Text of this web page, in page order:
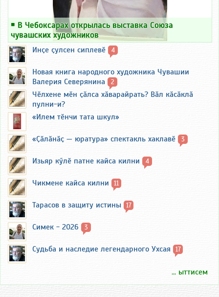
￭ В Чебоксарах открылась выставка Союза
чувашских художников
Инҫе ҫулсен сиплевӗ 4
Новая книга народного художника Чувашии
Валерия Северянина
2
Чӗлхене мӗн ҫӑлса хӑварайрать? Вӑл кӑсӑклӑ
пулни-и?
«Илем тӗнчи тата шкул»
«Ҫӑлӑнӑҫ — юратура» спектакль хаклавӗ 3
Изьяр кӳлӗ патне кайса килни 4
Чикмене кайса килни 11
Тарасов в защиту истины 17
Симек - 2026 3
Судьба и наследие легендарного Ухсая 17
... ыттисем